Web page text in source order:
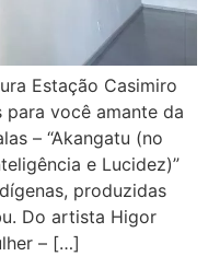
Estação Casimiro
para você amante da
– “Akangatu (no
e Lucidez)”
produzidas
Do artista Higor
– […]